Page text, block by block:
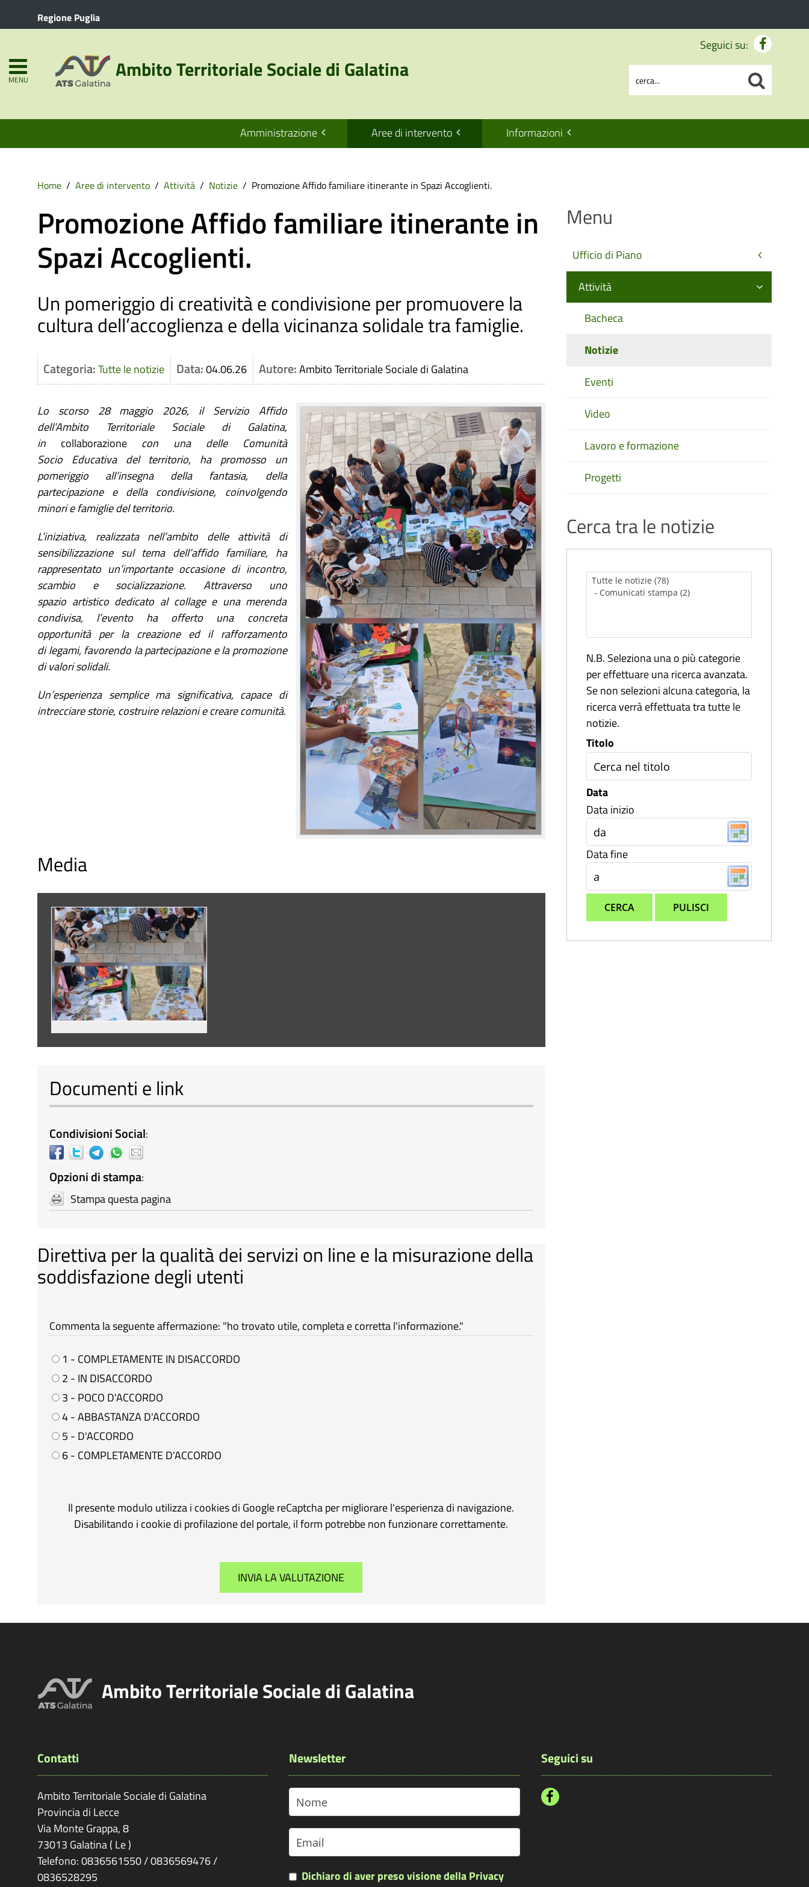
Regione Puglia
MENU Ambito Territoriale Sociale di Galatina
Seguici su:
Amministrazione Aree di intervento Informazioni
Home Aree di intervento Attività Notizie Promozione Affido familiare itinerante in Spazi Accoglienti.
Promozione Affido familiare itinerante in
Spazi Accoglienti.
Un pomeriggio di creatività e condivisione per promuovere la
cultura dell’accoglienza e della vicinanza solidale tra famiglie.
Categoria:Tutte le notizie Data:04.06.26 Autore:Ambito Territoriale Sociale di Galatina
Lo scorso 28 maggio 2026, il Servizio Affido
dell’Ambito Territoriale Sociale di Galatina,
in collaborazionecon una delle Comunità
Socio Educativa del territorio, ha promosso un
pomeriggio all’insegna della fantasia, della
partecipazione e della condivisione, coinvolgendo
minori e famiglie del territorio.
L’iniziativa, realizzata nell’ambito delle attività di
sensibilizzazione sul tema dell’affido familiare, ha
rappresentato un’importante occasione di incontro,
scambio e socializzazione. Attraverso uno
spazio artistico dedicato al collage e una merenda
condivisa, l’evento ha offerto una concreta
opportunità per la creazione ed il rafforzamento
di legami, favorendo la partecipazione e la promozione
di valori solidali.
Un’esperienza semplice ma significativa, capace di
intrecciare storie, costruire relazioni e creare comunità.
Media
Documenti e link
Condivisioni Social:
Opzioni di stampa:
Stampa questa pagina
Direttiva per la qualità dei servizi on line e la misurazione della
soddisfazione degli utenti
Commenta la seguente affermazione: "ho trovato utile, completa e corretta l'informazione."
1 - COMPLETAMENTE IN DISACCORDO
2 - IN DISACCORDO
3 - POCO D'ACCORDO
4 - ABBASTANZA D'ACCORDO
5 - D'ACCORDO
6 - COMPLETAMENTE D'ACCORDO
Il presente modulo utilizza i cookies di Google reCaptcha per migliorare l'esperienza di navigazione.
Disabilitando i cookie di profilazione del portale, il form potrebbe non funzionare correttamente.
Menu
Ufficio di Piano
Attività
Bacheca
Notizie
Eventi
Video
Lavoro e formazione
Progetti
Cerca tra le notizie
N.B. Seleziona una o più categorie
per effettuare una ricerca avanzata.
Se non selezioni alcuna categoria, la
ricerca verrà effettuata tra tutte le
notizie.
Titolo
Data
Data inizio
Data fine
CERCA PULISCI
Ambito Territoriale Sociale di Galatina
Contatti
Ambito Territoriale Sociale di Galatina
Provincia di Lecce
Via Monte Grappa, 8
73013 Galatina( Le)
Telefono: 0836561550 / 0836569476 /
0836528295
Newsletter
Dichiaro di aver preso visione della Privacy
Seguici su